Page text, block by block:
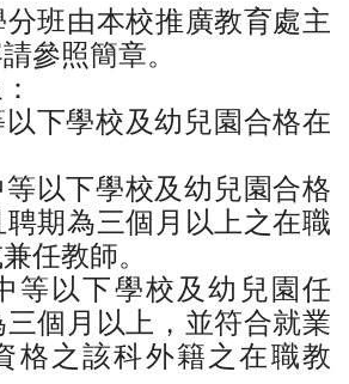
班由本校推廣教育處主
參照簡章。
下學校及幼兒園合格在
以下學校及幼兒園合格
期為三個月以上之在職
任教師。
等以下學校及幼兒園任
個月以上，並符合就業
格之該科外籍之在職教